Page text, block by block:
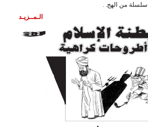
سلسلة من الهج. .
الـمــزيـد